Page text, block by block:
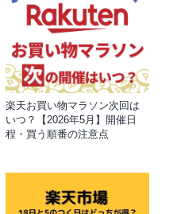
楽天お買い物マラソン次回は
いつ？【2026年5月】開催日
程・買う順番の注意点